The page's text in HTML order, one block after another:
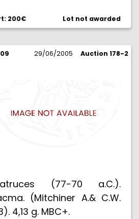
200€ Lot not awarded
29/06/2005 Auction 178-2
(77-70 a.C.).
(Mitchiner A.& C.W.
4,13 g. MBC+.